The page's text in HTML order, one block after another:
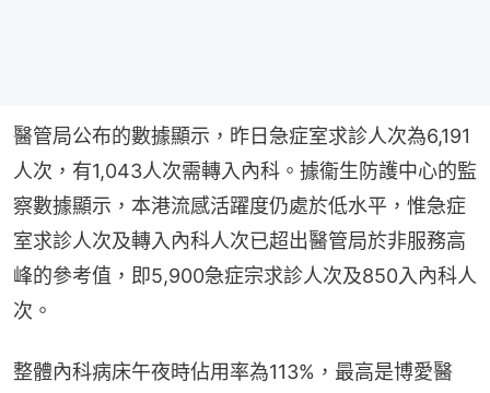
醫管局公布的數據顯示，昨日急症室求診人次為6,191
人次，有1,043人次需轉入內科。據衞生防護中心的監
察數據顯示，本港流感活躍度仍處於低水平，惟急症
室求診人次及轉入內科人次已超出醫管局於非服務高
峰的參考值，即5,900急症宗求診人次及850入內科人
次。
整體內科病床午夜時佔用率為113%，最高是博愛醫